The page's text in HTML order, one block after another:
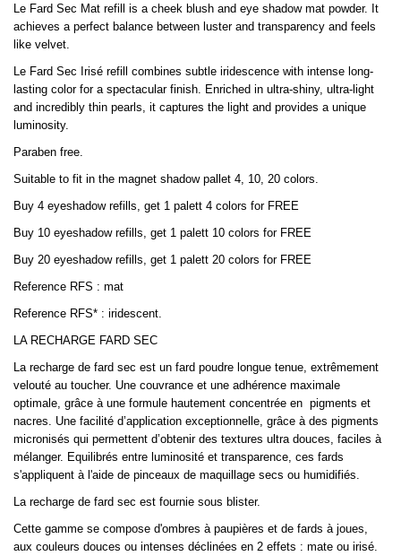
Le Fard Sec Mat refill is a cheek blush and eye shadow mat powder. It
achieves a perfect balance between luster and transparency and feels
like velvet.
Le Fard Sec Irisé refill combines subtle iridescence with intense long-
lasting color for a spectacular finish. Enriched in ultra-shiny, ultra-light
and incredibly thin pearls, it captures the light and provides a unique
luminosity.
Paraben free.
Suitable to fit in the magnet shadow pallet 4, 10, 20 colors.
Buy 4 eyeshadow refills, get 1 palett 4 colors for FREE
Buy 10 eyeshadow refills, get 1 palett 10 colors for FREE
Buy 20 eyeshadow refills, get 1 palett 20 colors for FREE
Reference RFS : mat
Reference RFS* : iridescent.
LA RECHARGE FARD SEC
La recharge de fard sec est un fard poudre longue tenue, extrêmement
velouté au toucher. Une couvrance et une adhérence maximale
optimale, grâce à une formule hautement concentrée en pigments et
nacres. Une facilité d’application exceptionnelle, grâce à des pigments
micronisés qui permettent d’obtenir des textures ultra douces, faciles à
mélanger. Equilibrés entre luminosité et transparence, ces fards
s'appliquent à l'aide de pinceaux de maquillage secs ou humidifiés.
La recharge de fard sec est fournie sous blister.
Cette gamme se compose d'ombres à paupières et de fards à joues,
aux couleurs douces ou intenses déclinées en 2 effets : mate ou irisé.